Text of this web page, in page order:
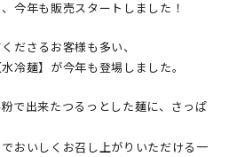
今年も販売スタートしました！
ださるお客様も多い、
冷麺】が今年も登場しました。
で出来たつるっとした麺に、さっぱ
おいしくお召し上がりいただける一